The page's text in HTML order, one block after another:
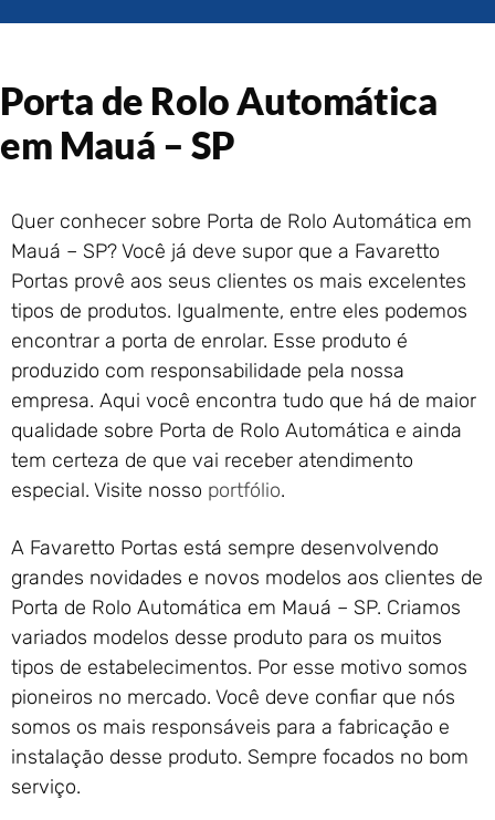
Portão de Garagem de
Enrolar em Queimados – RJ
Enrolar em Paraty – RJ
Portão de Garagem de
Enrolar em Nova Iguaçu – RJ
Portão de Garagem de
Enrolar em Nova Friburgo –
RJ
Porta de Rolo Automática
em Mauá – SP
Quer conhecer sobre Porta de Rolo Automática em
Mauá – SP? Você já deve supor que a Favaretto
Portas provê aos seus clientes os mais excelentes
tipos de produtos. Igualmente, entre eles podemos
encontrar a porta de enrolar. Esse produto é
produzido com responsabilidade pela nossa
empresa. Aqui você encontra tudo que há de maior
qualidade sobre Porta de Rolo Automática e ainda
tem certeza de que vai receber atendimento
especial. Visite nosso portfólio.
A Favaretto Portas está sempre desenvolvendo
grandes novidades e novos modelos aos clientes de
Porta de Rolo Automática em Mauá – SP. Criamos
variados modelos desse produto para os muitos
tipos de estabelecimentos. Por esse motivo somos
pioneiros no mercado. Você deve confiar que nós
somos os mais responsáveis para a fabricação e
instalação desse produto. Sempre focados no bom
serviço.